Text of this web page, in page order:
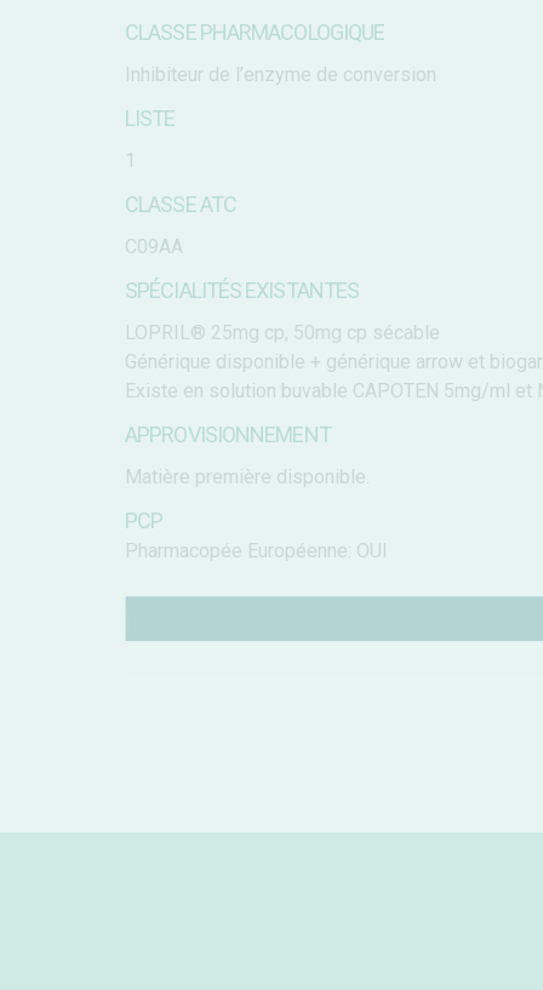
CLASSE PHARMACOLOGIQUE
Inhibiteur de l’enzyme de conversion
LISTE
1
CLASSE ATC
C09AA
SPÉCIALITÉS EXISTANTES
LOPRIL® 25mg cp, 50mg cp sécable
Générique disponible + générique arrow et
Existe en solution buvable CAPOTEN 5mg/ml et
APPROVISIONNEMENT
Matière première disponible.
PCP
Pharmacopée Européenne: OUI